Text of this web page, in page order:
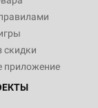
скидки
приложение